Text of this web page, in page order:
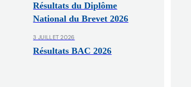
Résultats du Diplôme
National du Brevet 2026
3 JUILLET 2026
Résultats BAC 2026